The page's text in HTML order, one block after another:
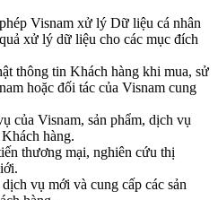
Visnam xử lý Dữ liệu cá nhân
xử lý dữ liệu cho các mục đích
thông tin Khách hàng khi mua, sử
hoặc đối tác của Visnam cung
của Visnam, sản phẩm, dịch vụ
hàng.
thương mại, nghiên cứu thị
vụ mới và cung cấp các sản